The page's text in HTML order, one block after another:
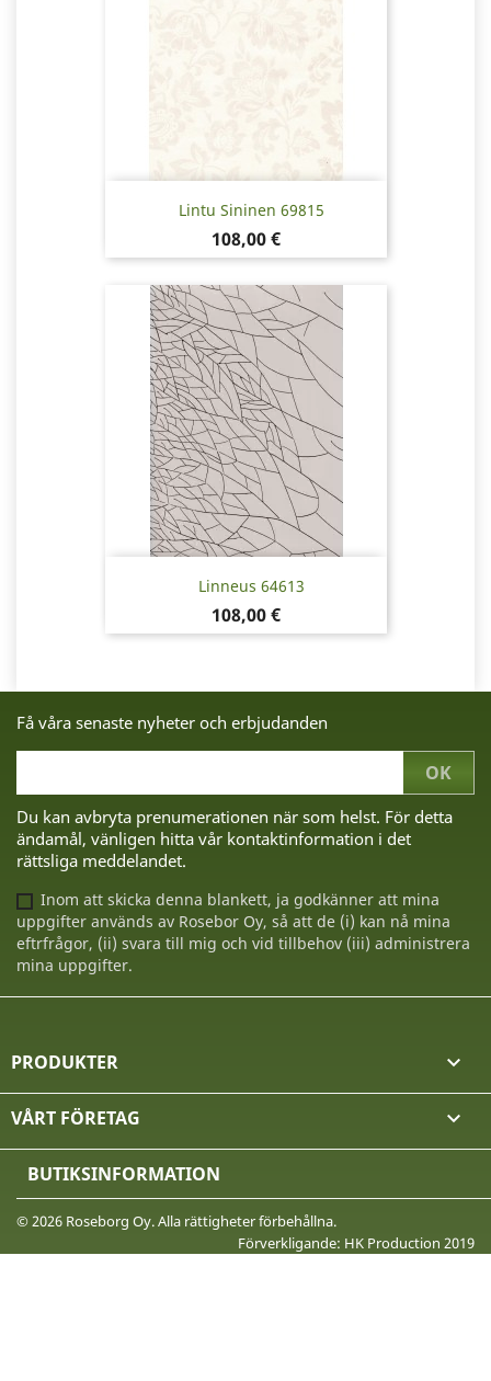
Lintu Sininen 69815
Pris
108,00 €
Linneus 64613
Pris
108,00 €
Få våra senaste nyheter och erbjudanden
Du kan avbryta prenumerationen när som helst. För detta
ändamål, vänligen hitta vår kontaktinformation i det
rättsliga meddelandet.
Inom att skicka denna blankett, ja godkänner att mina
uppgifter används av Rosebor Oy, så att de (i) kan nå mina
eftrfrågor, (ii) svara till mig och vid tillbehov (iii) administrera
mina uppgifter.
PRODUKTER 
VÅRT FÖRETAG 
BUTIKSINFORMATION
© 2026 Roseborg Oy. Alla rättigheter förbehållna.
Förverkligande: HK Production 2019